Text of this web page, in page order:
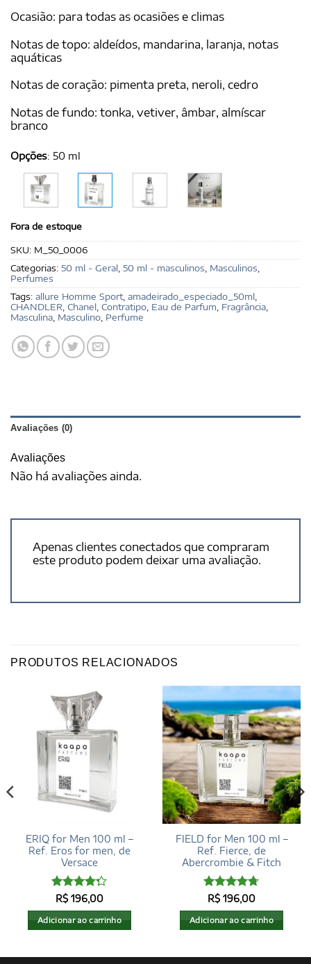
Ocasião: para todas as ocasiões e climas
Notas de topo: aldeídos, mandarina, laranja, notas
aquáticas
Notas de coração: pimenta preta, neroli, cedro
Notas de fundo: tonka, vetiver, âmbar, almíscar
branco
Opções: 50 ml
Fora de estoque
SKU: M_50_0006
Categorias: 50 ml - Geral 50 ml - masculinos Masculinos
Perfumes
Tags: allure Homme Sport, amadeirado_especiado_50ml
CHANDLER Chanel Contratipo Eau de Parfum Fragrância
Masculina Masculino Perfume
Avaliações (0)
Avaliações
Não há avaliações ainda.
Apenas clientes conectados que compraram
este produto podem deixar uma avaliação.
PRODUTOS RELACIONADOS
ERIQ for Men 100 ml –
Ref. Eros for men, de
Versace
Avaliação
4.27de 5
R$196,00
Adicionar ao carrinho
FIELD for Men 100 ml –
Ref. Fierce, de
Abercrombie & Fitch
Avaliação
4.72de 5
R$196,00
Adicionar ao carrinho